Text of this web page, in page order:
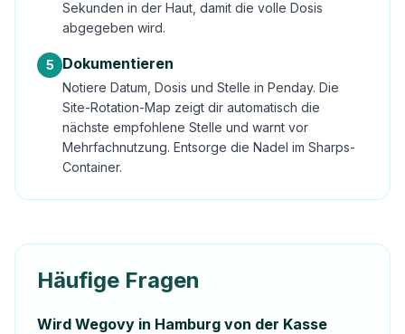
Sekunden in der Haut, damit die volle Dosis
abgegeben wird.
5 Dokumentieren
Notiere Datum, Dosis und Stelle in Penday. Die
Site-Rotation-Map zeigt dir automatisch die
nächste empfohlene Stelle und warnt vor
Mehrfachnutzung. Entsorge die Nadel im Sharps-
Container.
Häufige Fragen
Wird Wegovy in Hamburg von der Kasse